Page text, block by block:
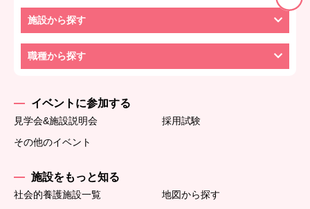
施設から探す
職種から探す
イベントに参加する
見学会&施設説明会
採用試験
その他のイベント
施設をもっと知る
社会的養護施設一覧
地図から探す